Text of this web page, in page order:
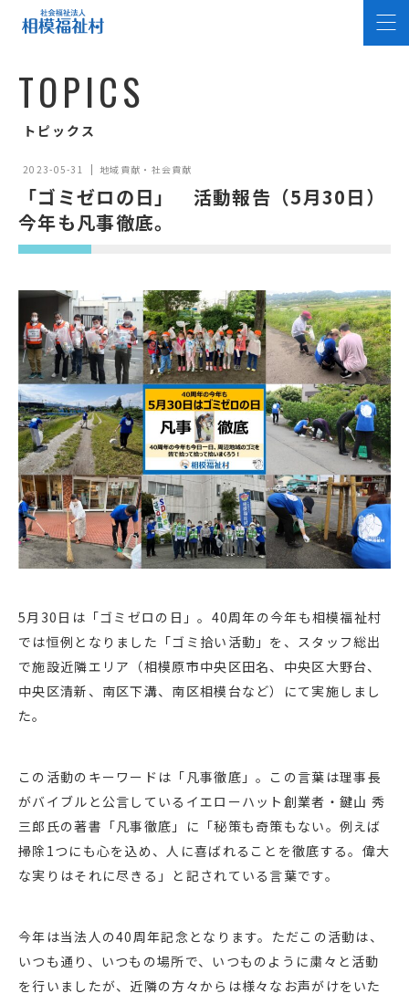
TOPICS
トピックス
2023-05-31 地域貢献・社会貢献
「ゴミゼロの日」 活動報告（5月30日）
今年も凡事徹底。
5月30日は「ゴミゼロの日」。40周年の今年も相模福祉村
では恒例となりました「ゴミ拾い活動」を、スタッフ総出
で施設近隣エリア（相模原市中央区田名、中央区大野台、
中央区清新、南区下溝、南区相模台など）にて実施しまし
た。
この活動のキーワードは「 凡事徹底 」。この言葉は理事長
がバイブルと公言しているイエローハット創業者・鍵山 秀
三郎氏の著書「凡事徹底」に「秘策も奇策もない。例えば
掃除1つにも心を込め、 人に喜ばれることを徹底する。偉大
な実りはそれに尽きる 」と記されている言葉です。
今年は当法人の40周年記念となります。ただこの活動は、
いつも通り、いつもの場所で、いつものように粛々と活動
を行いましたが、近隣の方々からは様々なお声がけをいた